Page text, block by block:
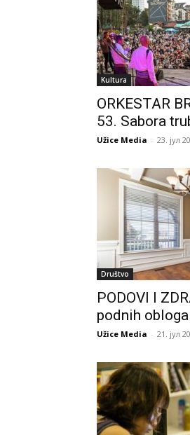
Kultura
ORKESTAR
53. Sabora
Užice Media - 23. јул
Društvo
PODOVI I
podnih
Užice Media - 21. јул